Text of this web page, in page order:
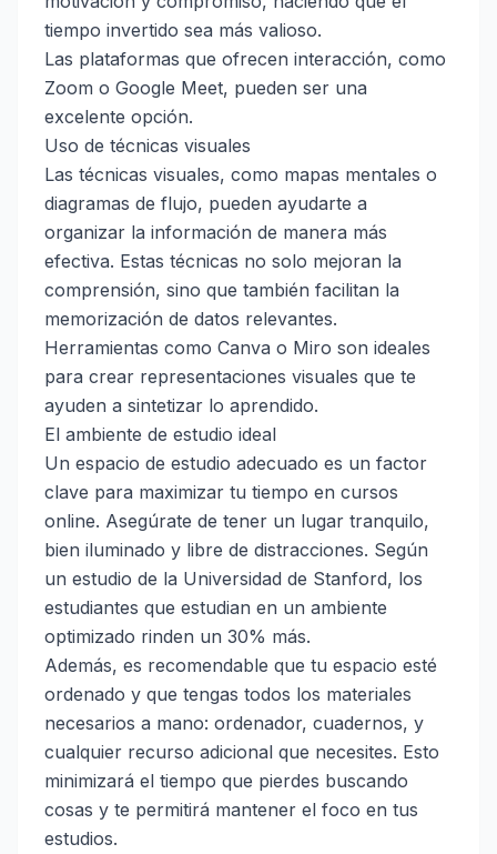
tiempo invertido sea más valioso.
Las plataformas que ofrecen interacción, como
Zoom o Google Meet, pueden ser una
excelente opción.
Uso de técnicas visuales
Las técnicas visuales, como mapas mentales o
diagramas de flujo, pueden ayudarte a
organizar la información de manera más
efectiva. Estas técnicas no solo mejoran la
comprensión, sino que también facilitan la
memorización de datos relevantes.
Herramientas como Canva o Miro son ideales
para crear representaciones visuales que te
ayuden a sintetizar lo aprendido.
El ambiente de estudio ideal
Un espacio de estudio adecuado es un factor
clave para maximizar tu tiempo en cursos
online. Asegúrate de tener un lugar tranquilo,
bien iluminado y libre de distracciones. Según
un estudio de la Universidad de Stanford, los
estudiantes que estudian en un ambiente
optimizado rinden un 30% más.
Además, es recomendable que tu espacio esté
ordenado y que tengas todos los materiales
necesarios a mano: ordenador, cuadernos, y
cualquier recurso adicional que necesites. Esto
minimizará el tiempo que pierdes buscando
cosas y te permitirá mantener el foco en tus
estudios.